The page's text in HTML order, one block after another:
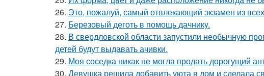
26. Это, пожалуй, самый отвлекающий экзамен из
27. Березовый деготь в помощь дачникy.
28. В свердловской области запустили необычную
детей будут выдавать ачивки.
29. Моя соседка никак не могла продать дорогущий
30. Девушка решила добавить уюта в дом и сделала